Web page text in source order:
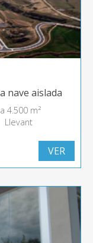
nave aislada
4.500 m²
Llevant
VER